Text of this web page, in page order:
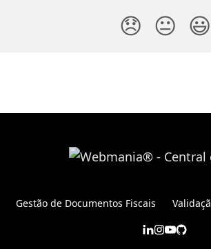
😞 😐 😃
Gestão de Documentos Fiscais